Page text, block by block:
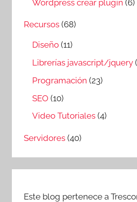
Wordpress crear plugin (6)
Recursos (68)
Diseño (11)
Librerías javascript/jquery
Programación (23)
SEO (10)
Video Tutoriales (4)
Servidores (40)
Este blog pertenece a